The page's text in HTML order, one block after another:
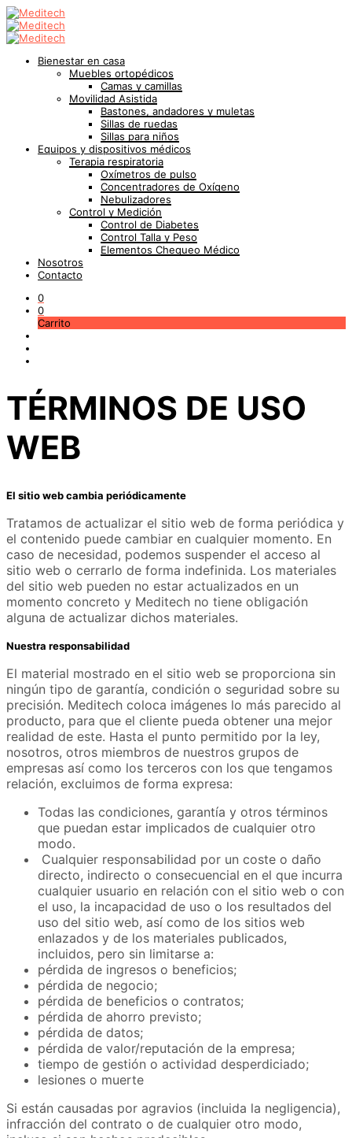
Bienestar en casa
Muebles ortopédicos
Camas y camillas
Movilidad Asistida
Bastones, andadores y muletas
Sillas de ruedas
Sillas para niños
Equipos y dispositivos médicos
Terapia respiratoria
Oxímetros de pulso
Concentradores de Oxígeno
Nebulizadores
Control y Medición
Control de Diabetes
Control Talla y Peso
Elementos Chequeo Médico
Nosotros
Contacto
0
0
Carrito
TÉRMINOS DE USO
WEB
El sitio web cambia periódicamente
Tratamos de actualizar el sitio web de forma periódica y
el contenido puede cambiar en cualquier momento. En
caso de necesidad, podemos suspender el acceso al
sitio web o cerrarlo de forma indefinida. Los materiales
del sitio web pueden no estar actualizados en un
momento concreto y Meditech no tiene obligación
alguna de actualizar dichos materiales.
Nuestra responsabilidad
El material mostrado en el sitio web se proporciona sin
ningún tipo de garantía, condición o seguridad sobre su
precisión. Meditech coloca imágenes lo más parecido al
producto, para que el cliente pueda obtener una mejor
realidad de este. Hasta el punto permitido por la ley,
nosotros, otros miembros de nuestros grupos de
empresas así como los terceros con los que tengamos
relación, excluimos de forma expresa:
Todas las condiciones, garantía y otros términos
que puedan estar implicados de cualquier otro
modo.
Cualquier responsabilidad por un coste o daño
directo, indirecto o consecuencial en el que incurra
cualquier usuario en relación con el sitio web o con
el uso, la incapacidad de uso o los resultados del
uso del sitio web, así como de los sitios web
enlazados y de los materiales publicados,
incluidos, pero sin limitarse a:
pérdida de ingresos o beneficios;
pérdida de negocio;
pérdida de beneficios o contratos;
pérdida de ahorro previsto;
pérdida de datos;
pérdida de valor/reputación de la empresa;
tiempo de gestión o actividad desperdiciado;
lesiones o muerte
Si están causadas por agravios (incluida la negligencia),
infracción del contrato o de cualquier otro modo,